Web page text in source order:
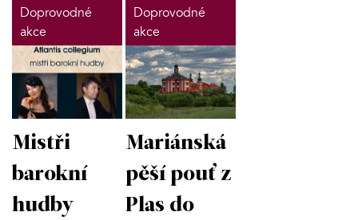
Doprovodné
akce
Mistři
barokní
hudby
Doprovodné
akce
Mariánská
pěší pouť z
Plas do